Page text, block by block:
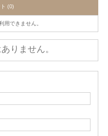
(0)
用できません。
りません。